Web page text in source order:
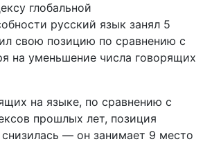
глобальной
русский язык занял 5
свою позицию по сравнению с
на уменьшение числа говорящих
на языке, по сравнению с
прошлых лет, позиция
снизилась — он занимает 9 место